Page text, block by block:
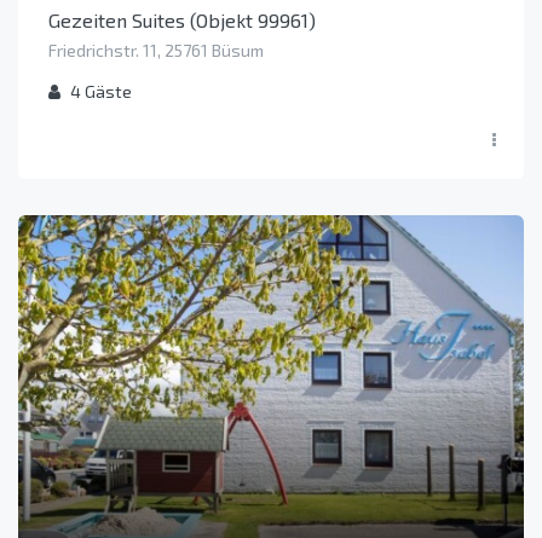
Gezeiten Suites (Objekt 99961)
Friedrichstr. 11, 25761 Büsum
4Gäste